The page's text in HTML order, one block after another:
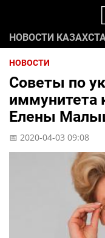
НОВОСТИ
НОВОСТИ
Советы по
иммунитета
Елены
📅 2020-04-03 09:08